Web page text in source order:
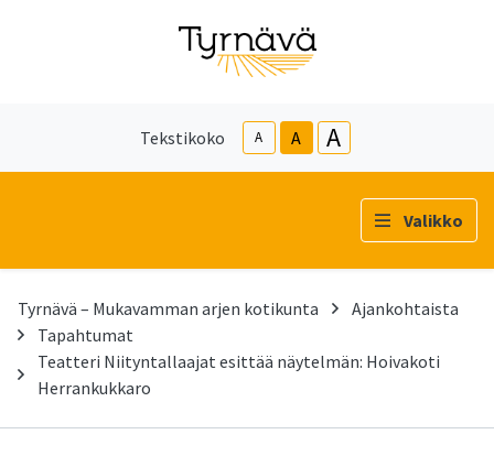
Tekstikoko A A A
Valikko
Tyrnävä – Mukavamman arjen kotikunta
Ajankohtaista
Tapahtumat
Teatteri Niityntallaajat esittää näytelmän: Hoivakoti
Herrankukkaro